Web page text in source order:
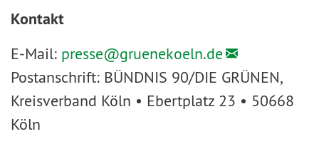
Kontakt
E-Mail: presse@gruenekoeln.de
Postanschrift: BÜNDNIS 90/DIE GRÜNEN,
Kreisverband Köln • Ebertplatz 23 • 50668
Köln